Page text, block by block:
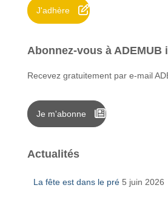
:
J'adhère
Abonnez-vous à ADEMUB
Recevez gratuitement par e-mail
Je m'abonne
Actualités
La fête est dans le pré 5 juin 2026